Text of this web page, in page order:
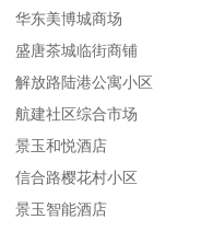
华东美博城商场
盛唐茶城临街商铺
解放路陆港公寓小区
航建社区综合市场
景玉和悦酒店
信合路樱花村小区
景玉智能酒店